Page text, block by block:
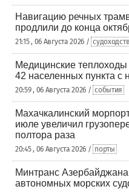
Навигацию речных
продлили до конца
21:15 , 06 Августа 2026 /
Медицинские
42 населенных пункта с
20:59 , 06 Августа 2026 / события
Махачкалинский
июле увеличил
полтора раза
20:45 , 06 Августа 2026 / порты
Минтранс
автономных морских